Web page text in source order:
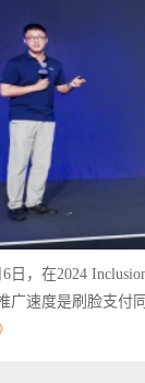
6日，在2024
广速度是刷脸支付